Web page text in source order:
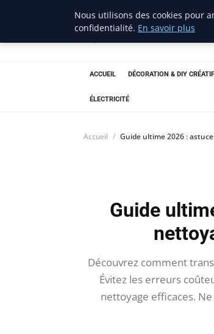
ravenproject
ACCUEIL DÉCORATION & DIY CRÉATIF
ÉLECTRICITÉ
Accueil Guide ultime 2026 :
Guide
Découvrez comment
Évitez les erreurs
nettoyage efficaces.
Nous utilisons des cookies pour
confidentialité. En savoir plus